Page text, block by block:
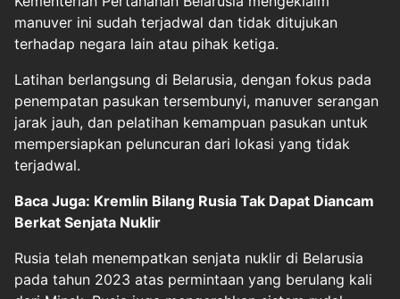
manuver ini sudah terjadwal dan tidak ditujukan
terhadap negara lain atau pihak ketiga.
Latihan berlangsung di Belarusia, dengan fokus pada
penempatan pasukan tersembunyi, manuver serangan
jarak jauh, dan pelatihan kemampuan pasukan untuk
mempersiapkan peluncuran dari lokasi yang tidak
terjadwal.
Baca Juga: Kremlin Bilang Rusia Tak Dapat Diancam
Berkat Senjata Nuklir
Rusia telah menempatkan senjata nuklir di Belarusia
pada tahun 2023 atas permintaan yang berulang kali